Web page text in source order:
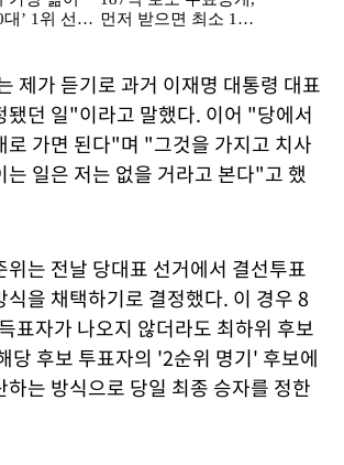
제가 듣기로 과거 이재명 대통령 대표
됐던 일"이라고 말했다. 이어 "당에서
로 가면 된다"며 "그것을 가지고 치사
는 일은 저는 없을 거라고 본다"고 했
위는 전날 당대표 선거에서 결선투표
식을 채택하기로 결정했다. 이 경우 8
표자가 나오지 않더라도 최하위 후보
당 후보 투표자의 '2순위 명기' 후보에
하는 방식으로 당일 최종 승자를 정한